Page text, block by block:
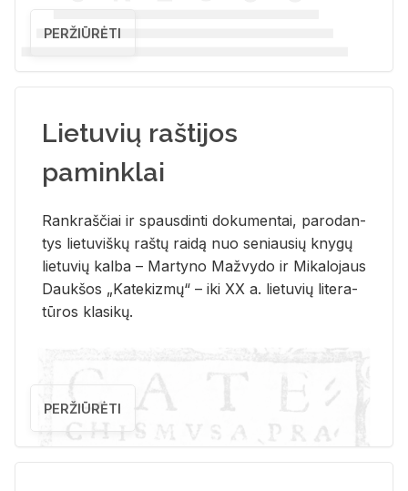
PERŽIŪRĖTI
Lietuvių raštijos
paminklai
Rank­raš­čiai ir spaus­din­ti do­ku­men­tai, pa­ro­dan­
tys lie­tu­viš­kų raš­tų rai­dą nuo se­niau­sių kny­gų
lie­tu­vių kal­ba – Mar­ty­no Ma­žvy­do ir Mi­ka­lo­jaus
Dauk­šos „Ka­te­kiz­mų“ – iki XX a. lie­tu­vių li­te­ra­
tū­ros kla­si­kų.
PERŽIŪRĖTI